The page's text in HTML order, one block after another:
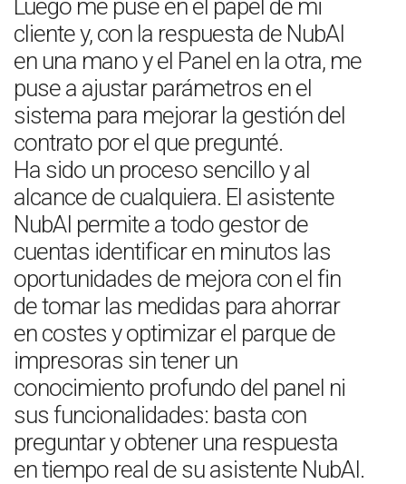
Luego me puse en el papel de mi
cliente y, con la respuesta de NubAI
en una mano y el Panel en la otra, me
puse a ajustar parámetros en el
sistema para mejorar la gestión del
contrato por el que pregunté.
Ha sido un proceso sencillo y al
alcance de cualquiera. El asistente
NubAI permite a todo gestor de
cuentas identificar en minutos las
oportunidades de mejora con el fin
de tomar las medidas para ahorrar
en costes y optimizar el parque de
impresoras sin tener un
conocimiento profundo del panel ni
sus funcionalidades: basta con
preguntar y obtener una respuesta
en tiempo real de su asistente NubAI.